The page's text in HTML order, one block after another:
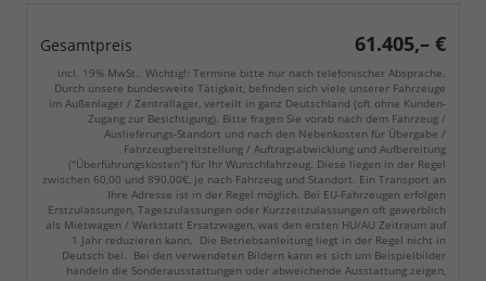
Gesamtpreis 61.405,– €
incl. 19% MwSt.. Wichtig!: Termine bitte nur nach telefonischer Absprache.
Durch unsere bundesweite Tätigkeit, befinden sich viele unserer Fahrzeuge
im Außenlager / Zentrallager, verteilt in ganz Deutschland (oft ohne Kunden-
Zugang zur Besichtigung). Bitte fragen Sie vorab nach dem Fahrzeug /
Auslieferungs-Standort und nach den Nebenkosten für Übergabe /
Fahrzeugbereitstellung / Auftragsabwicklung und Aufbereitung
("Überführungskosten") für Ihr Wunschfahrzeug. Diese liegen in der Regel
zwischen 60,00 und 890,00€, je nach Fahrzeug und Standort. Ein Transport an
Ihre Adresse ist in der Regel möglich. Bei EU-Fahrzeugen erfolgen
Erstzulassungen, Tageszulassungen oder Kurzzeitzulassungen oft gewerblich
als Mietwagen / Werkstatt Ersatzwagen, was den ersten HU/AU Zeitraum auf
1 Jahr reduzieren kann. Die Betriebsanleitung liegt in der Regel nicht in
Deutsch bei. Bei den verwendeten Bildern kann es sich um Beispielbilder
handeln die Sonderausstattungen oder abweichende Ausstattung zeigen,